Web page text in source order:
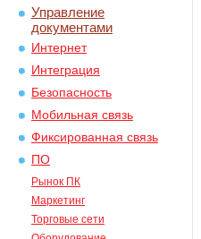
Управление
документами
Интернет
Интеграция
Безопасность
Мобильная связь
Фиксированная связь
ПО
Рынок ПК
Маркетинг
Торговые сети